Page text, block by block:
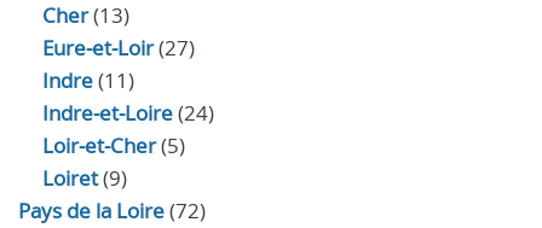
Cher(13)
Eure‑et‑Loir(27)
Indre(11)
Indre‑et‑Loire(24)
Loir‑et‑Cher(5)
Loiret(9)
Pays de la Loire(72)